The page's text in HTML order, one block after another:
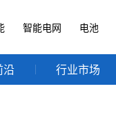
智能电网 电池
沿 行业市场